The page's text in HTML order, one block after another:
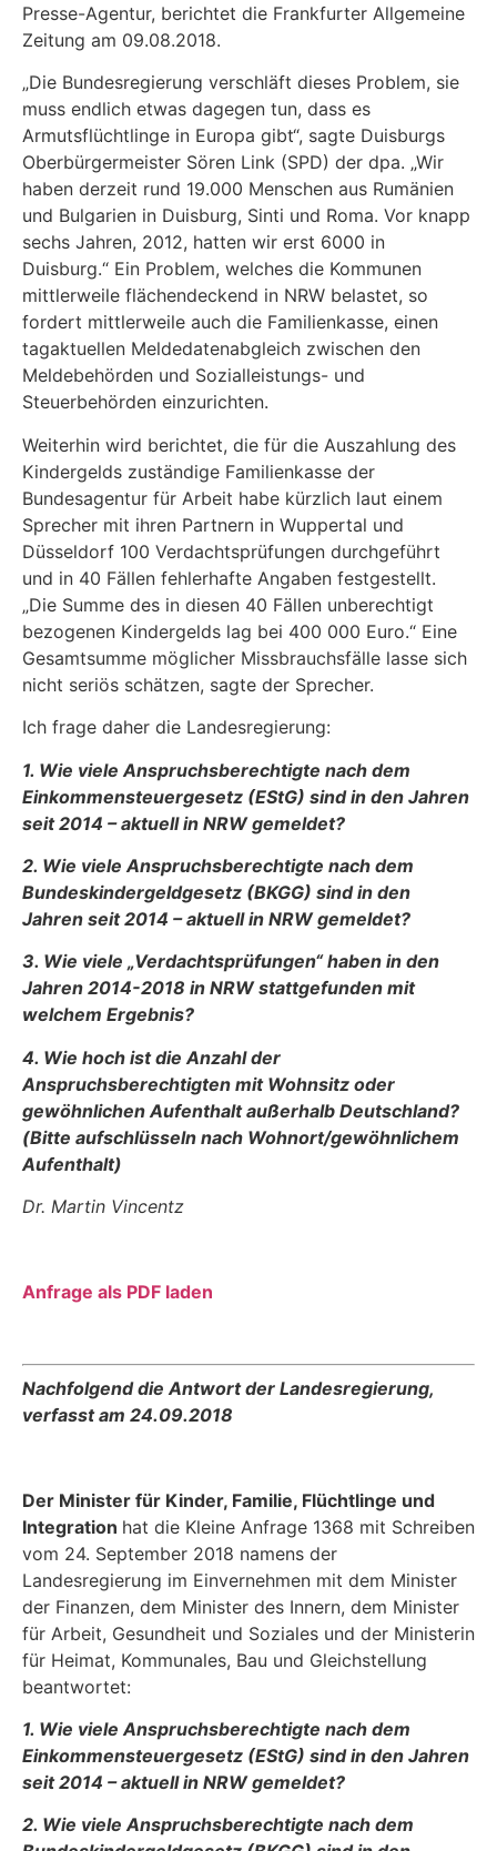
Presse-Agentur, berichtet die Frankfurter Allgemeine
Zeitung am 09.08.2018.
„Die Bundesregierung verschläft dieses Problem, sie
muss endlich etwas dagegen tun, dass es
Armutsflüchtlinge in Europa gibt“, sagte Duisburgs
Oberbürgermeister Sören Link (SPD) der dpa. „Wir
haben derzeit rund 19.000 Menschen aus Rumänien
und Bulgarien in Duisburg, Sinti und Roma. Vor knapp
sechs Jahren, 2012, hatten wir erst 6000 in
Duisburg.“ Ein Problem, welches die Kommunen
mittlerweile flächendeckend in NRW belastet, so
fordert mittlerweile auch die Familienkasse, einen
tagaktuellen Meldedatenabgleich zwischen den
Meldebehörden und Sozialleistungs- und
Steuerbehörden einzurichten.
Weiterhin wird berichtet, die für die Auszahlung des
Kindergelds zuständige Familienkasse der
Bundesagentur für Arbeit habe kürzlich laut einem
Sprecher mit ihren Partnern in Wuppertal und
Düsseldorf 100 Verdachtsprüfungen durchgeführt
und in 40 Fällen fehlerhafte Angaben festgestellt.
„Die Summe des in diesen 40 Fällen unberechtigt
bezogenen Kindergelds lag bei 400 000 Euro.“ Eine
Gesamtsumme möglicher Missbrauchsfälle lasse sich
nicht seriös schätzen, sagte der Sprecher.
Ich frage daher die Landesregierung:
1. Wie viele Anspruchsberechtigte nach dem
Einkommensteuergesetz (EStG) sind in den Jahren
seit 2014 – aktuell in NRW gemeldet?
2. Wie viele Anspruchsberechtigte nach dem
Bundeskindergeldgesetz (BKGG) sind in den
Jahren seit 2014 – aktuell in NRW gemeldet?
3. Wie viele „Verdachtsprüfungen“ haben in den
Jahren 2014-2018 in NRW stattgefunden mit
welchem Ergebnis?
4. Wie hoch ist die Anzahl der
Anspruchsberechtigten mit Wohnsitz oder
gewöhnlichen Aufenthalt außerhalb Deutschland?
(Bitte aufschlüsseln nach Wohnort/gewöhnlichem
Aufenthalt)
Dr. Martin Vincentz
Anfrage als PDF laden
Nachfolgend die Antwort der Landesregierung,
verfasst am 24.09.2018
Der Minister für Kinder, Familie, Flüchtlinge und
Integration hat die Kleine Anfrage 1368 mit Schreiben
vom 24. September 2018 namens der
Landesregierung im Einvernehmen mit dem Minister
der Finanzen, dem Minister des Innern, dem Minister
für Arbeit, Gesundheit und Soziales und der Ministerin
für Heimat, Kommunales, Bau und Gleichstellung
beantwortet:
1. Wie viele Anspruchsberechtigte nach dem
Einkommensteuergesetz (EStG) sind in den Jahren
seit 2014 – aktuell in NRW gemeldet?
2. Wie viele Anspruchsberechtigte nach dem